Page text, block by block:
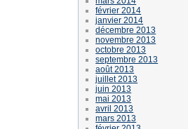
février 2014
janvier 2014
décembre 2013
novembre 2013
octobre 2013
septembre 2013
août 2013
juillet 2013
juin 2013
mai 2013
avril 2013
mars 2013